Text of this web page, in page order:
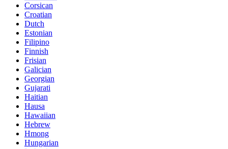
Corsican
Croatian
Dutch
Estonian
Filipino
Finnish
Frisian
Galician
Georgian
Gujarati
Haitian
Hausa
Hawaiian
Hebrew
Hmong
Hungarian